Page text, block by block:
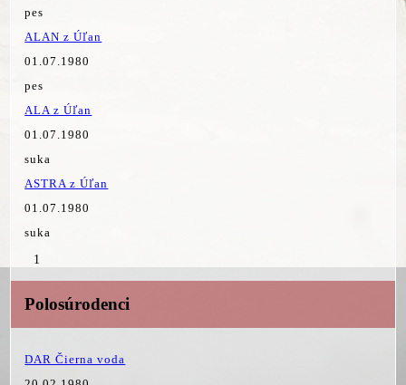
pes
ALAN z Úľan
01.07.1980
pes
ALA z Úľan
01.07.1980
suka
ASTRA z Úľan
01.07.1980
suka
1
Polosúrodenci
DAR Čierna voda